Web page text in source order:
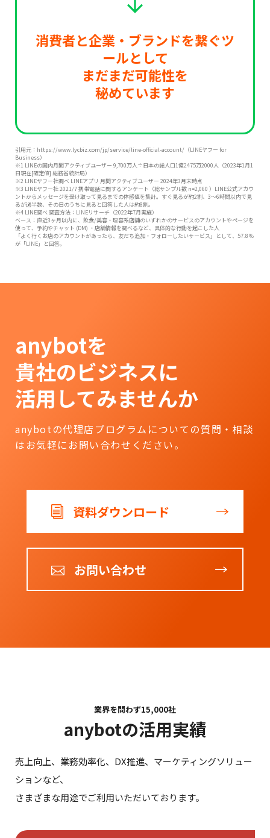
消費者と企業・ブランドを繋ぐツ
ールとして
まだまだ可能性を
秘めています
引用元： https://www.lycbiz.com/jp/service/line-official-account/ （LINEヤフー for
Business）
※1 LINEの国内月間アクティブユーザー 9,700万人÷日本の総人口1億2475万2000人（2023年1月1
日現在[確定値] 総務省統計局）
※2 LINEヤフー社調べ LINEアプリ 月間アクティブユーザー 2024年3月末時点
※3 LINEヤフー社 2021/7 携帯電話に関するアンケート（総サンプル数 n=2,060 ）LINE公式アカウ
ントからメッセージを受け取って見るまでの体感値を集計。すぐ見るが約2割、3〜6時間以内で見
るが過半数、その日のうちに見ると回答した人は約8割。
※4 LINE調べ 調査方法：LINEリサーチ（2022年7月実施）
ベース：直近3ヶ月以内に、飲食/美容・理容系店舗のいずれかのサービスのアカウントやページを
使って、予約やチャット (DM) ・店舗情報を調べるなど、具体的な行動を起こした人
「よく行くお店のアカウントがあったら、友だち追加・フォローしたいサービス」として、57.8％
が「LINE」と回答。
anybotを
貴社のビジネスに
活用してみませんか
anybotの代理店プログラムについての質問・相談
はお気軽にお問い合わせください。
資料ダウンロード
お問い合わせ
業界を問わず15,000社
anybotの活用実績
売上向上、業務効率化、DX推進、マーケティングソリュー
ションなど、
さまざまな用途でご利用いただいております。